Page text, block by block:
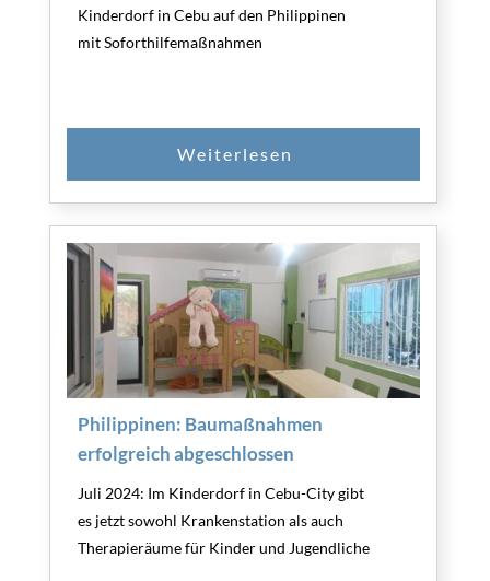
Kinderdorf in Cebu auf den Philippinen
mit Soforthilfemaßnahmen
Philippinen: Baumaßnahmen
erfolgreich abgeschlossen
Juli 2024: Im Kinderdorf in Cebu-City gibt
es jetzt sowohl Krankenstation als auch
Therapieräume für Kinder und Jugendliche